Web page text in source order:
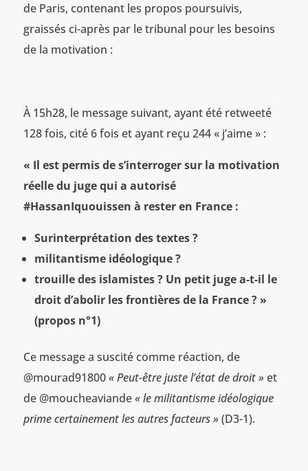
de Paris, contenant les propos poursuivis,
graissés ci-après par le tribunal pour les besoins
de la motivation :
À 15h28, le message suivant, ayant été retweeté
128 fois, cité 6 fois et ayant reçu 244 « j’aime » :
« Il est permis de s’interroger sur la motivation
réelle du juge qui a autorisé
#HassanIquouissen à rester en France :
Surinterprétation des textes ?
militantisme idéologique ?
trouille des islamistes ? Un petit juge a-t-il le
droit d’abolir les frontières de la France ? »
(propos n°1)
Ce message a suscité comme réaction, de
@mourad91800« Peut-être juste l’état de droit » et
de @moucheaviande« le militantisme idéologique
prime certainement les autres facteurs » (D3-1).